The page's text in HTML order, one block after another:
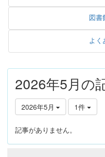
図書
よく
2026年5月の
2026年5月 1件
記事がありません。